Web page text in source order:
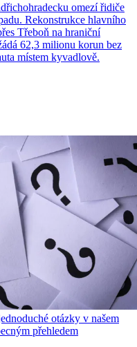
omezí řidiče
Rekonstrukce hlavního
Třeboň na hraniční
62,3 milionu korun bez
místem kyvadlově.
otázky v našem
přehledem